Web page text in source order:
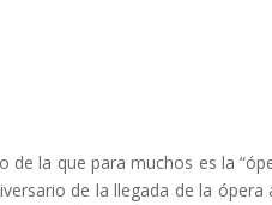
la que para muchos es la
de la llegada de la ópera